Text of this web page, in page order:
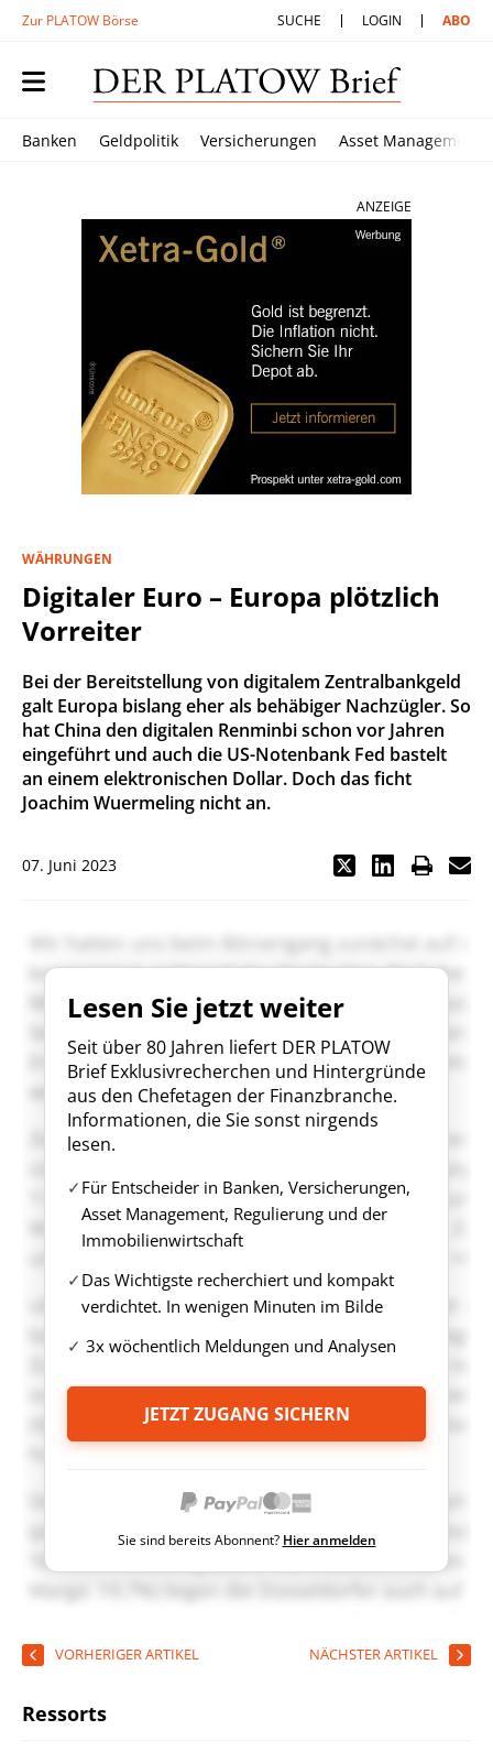
Zur PLATOW Börse SUCHE LOGIN ABO
Banken Geldpolitik Versicherungen Asset Management
ANZEIGE
WÄHRUNGEN
Digitaler Euro – Europa plötzlich
Vorreiter
Bei der Bereitstellung von digitalem Zentralbankgeld
galt Europa bislang eher als behäbiger Nachzügler. So
hat China den digitalen Renminbi schon vor Jahren
eingeführt und auch die US-Notenbank Fed bastelt
an einem elektronischen Dollar. Doch das ficht
Joachim Wuermeling nicht an.
07. Juni 2023
Lesen Sie jetzt weiter
Seit über 80 Jahren liefert DER PLATOW
Brief Exklusivrecherchen und Hintergründe
aus den Chefetagen der Finanzbranche.
Informationen, die Sie sonst nirgends
lesen.
Für Entscheider in Banken, Versicherungen,
Asset Management, Regulierung und der
Immobilienwirtschaft
Das Wichtigste recherchiert und kompakt
verdichtet. In wenigen Minuten im Bilde
3x wöchentlich Meldungen und Analysen
JETZT ZUGANG SICHERN
Sie sind bereits Abonnent? Hier anmelden
VORHERIGER ARTIKEL NÄCHSTER ARTIKEL
Ressorts